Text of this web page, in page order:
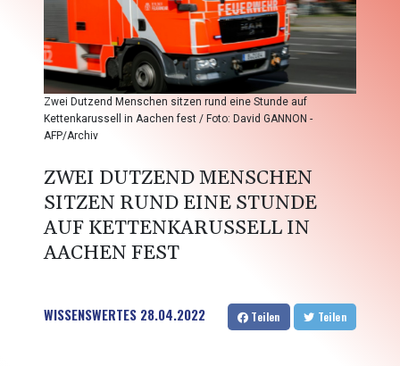
Zwei Dutzend Menschen sitzen rund eine Stunde auf
Kettenkarussell in Aachen fest / Foto: David GANNON -
AFP/Archiv
ZWEI DUTZEND MENSCHEN
SITZEN RUND EINE STUNDE
AUF KETTENKARUSSELL IN
AACHEN FEST
WISSENSWERTES 28.04.2022 Teilen Teilen